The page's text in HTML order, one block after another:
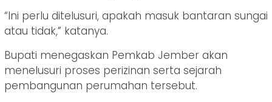
“Ini perlu ditelusuri, apakah masuk bantaran sungai
atau tidak,” katanya.
Bupati menegaskan Pemkab Jember akan
menelusuri proses perizinan serta sejarah
pembangunan perumahan tersebut.